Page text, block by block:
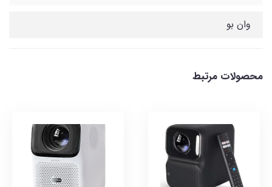
وان بو
محصولات مرتبط